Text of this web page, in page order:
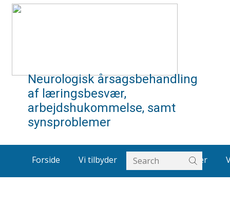
Neurologisk årsagsbehandling
af læringsbesvær,
arbejdshukommelse, samt
synsproblemer
Forside Vi tilbyder Om os Artikler